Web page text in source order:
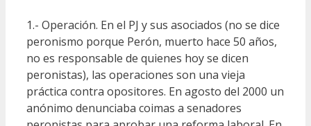
1.- Operación. En el PJ y sus asociados (no se dice
peronismo porque Perón, muerto hace 50 años,
no es responsable de quienes hoy se dicen
peronistas), las operaciones son una vieja
práctica contra opositores. En agosto del 2000 un
anónimo denunciaba coimas a senadores